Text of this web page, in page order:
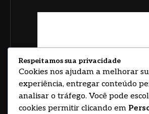
Respeitamos sua privacidade
Cookies nos ajudam a melhorar
experiência, entregar conteúdo
analisar o tráfego. Você pode
cookies permitir clicando em